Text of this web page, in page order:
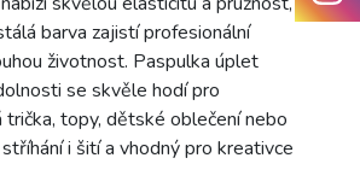
barva zajistí profesionální
životnost. Paspulka úplet
se skvěle hodí pro
trička, topy, dětské oblečení nebo
i šití a vhodný pro kreativce